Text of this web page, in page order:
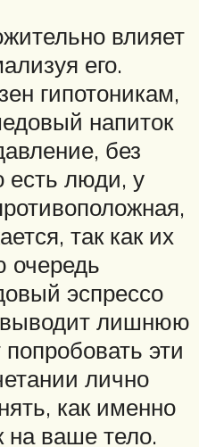
влияет
его.
гипотоникам,
напиток
без
есть люди, у
так как их
очередь
эспрессо
выводит лишнюю
эти
лично
как именно
на ваше тело.